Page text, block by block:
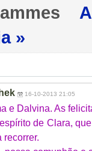
»
16-10-2013 21:05
e Dalvina. As
de Clara,
recorrer.